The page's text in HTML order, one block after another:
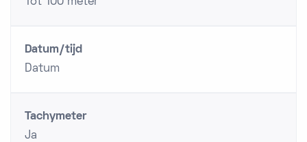
Datum/tijd
Datum
Tachymeter
Ja